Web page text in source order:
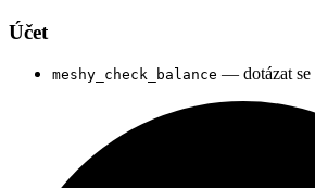
Účet
meshy_check_balance — dotázat se